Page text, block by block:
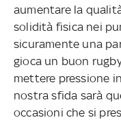
aumentare la
solidità fisica nei
sicuramente una
gioca un buon
mettere pressione
nostra sfida sarà
occasioni che si